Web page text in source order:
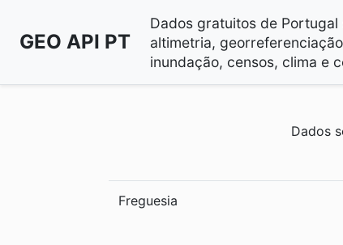
GEO API PT
Dados gratuitos de
altimetria,
inundação, censos, clima e
Dados
Freguesia